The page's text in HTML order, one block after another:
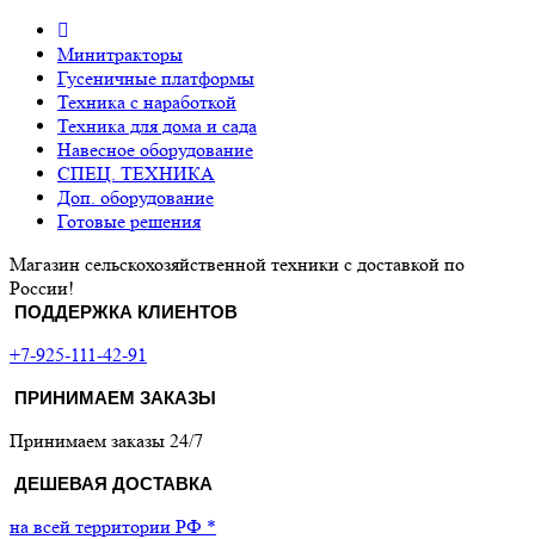
Минитракторы
Гусеничные платформы
Техника с наработкой
Техника для дома и сада
Навесное оборудование
СПЕЦ. ТЕХНИКА
Доп. оборудование
Готовые решения
Магазин сельскохозяйственной техники с доставкой по
России!
ПОДДЕРЖКА КЛИЕНТОВ
+7-925-111-42-91
ПРИНИМАЕМ ЗАКАЗЫ
Принимаем заказы 24/7
ДЕШЕВАЯ ДОСТАВКА
на всей территории РФ *